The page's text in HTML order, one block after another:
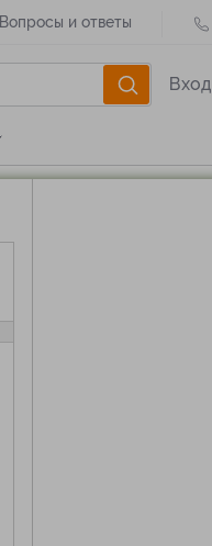
Вопросы и ответы
Вход